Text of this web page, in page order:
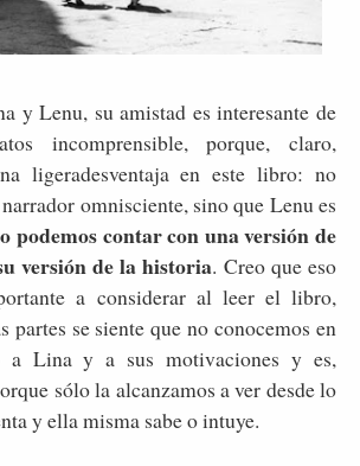
y Lenu, su amistad es interesante de
incomprensible, porque, claro,
ligeradesventaja en este libro: no
omnisciente, sino que Lenu es
podemos contar con una versión de
versión de la historia. Creo que eso
a considerar al leer el libro,
partes se siente que no conocemos en
a Lina y a sus motivaciones y es,
sólo la alcanzamos a ver desde lo
y ella misma sabe o intuye.